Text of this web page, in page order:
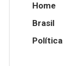
Home
Brasil
Política